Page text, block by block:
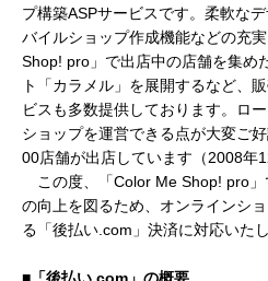
プ構築ASPサービスです。柔軟な
バイルショップ作成機能などの充
Shop! pro」で出店中の店舗を集め
ト「カラメル」を展開するなど、
ビスも多数提供しております。ロ
ショップを運営できる点が大変ご
00店舗が出店しています（2008年
この度、「Color Me Shop! pro」
の向上を図るため、オンラインシ
る「後払い.com」決済に対応いたし